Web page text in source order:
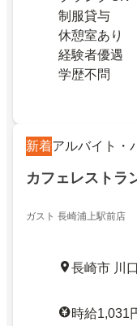
制服貸与
休憩室あり
経験者優遇
学歴不問
新着アルバイト・
カフェレストラ
ガスト 長崎浦上駅前店
長崎市 川
時給1,031